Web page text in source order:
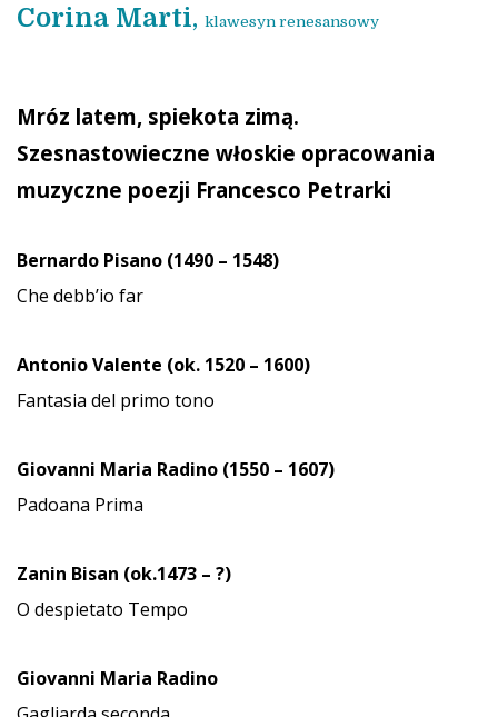
Corina Marti, klawesyn renesansowy
Mróz latem, spiekota zimą.
Szesnastowieczne włoskie opracowania
muzyczne poezji Francesco Petrarki
Bernardo Pisano (1490 – 1548)
Che debb’io far
Antonio Valente (ok. 1520 – 1600)
Fantasia del primo tono
Giovanni Maria Radino (1550 – 1607)
Padoana Prima
Zanin Bisan (ok.1473 – ?)
O despietato Tempo
Giovanni Maria Radino